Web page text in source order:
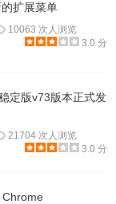
扩展菜单
10063 次人浏览
3.0 分
定版v73版本正式发
21704 次人浏览
3.0 分
Chrome